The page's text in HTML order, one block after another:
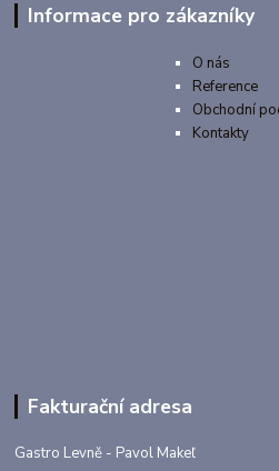
Informace pro zákazníky
O nás
Reference
Obchodní
Kontakty
Fakturační adresa
Gastro Levně - Pavol Makeľ